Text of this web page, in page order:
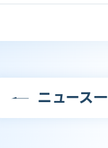
ニュース